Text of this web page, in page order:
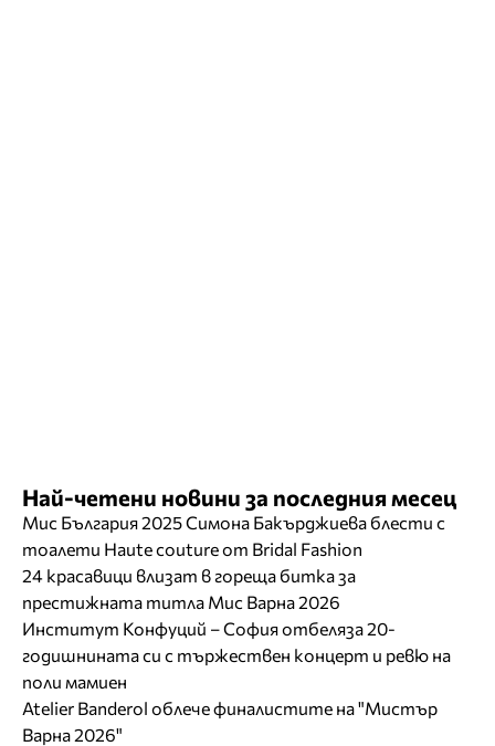
Най-четени новини за последния месец
Мис България 2025 Симона Бакърджиева блести с
тоалети Haute couture от Bridal Fashion
24 красавици влизат в гореща битка за
престижната титла Мис Варна 2026
Институт Конфуций – София отбеляза 20-
годишнината си с тържествен концерт и ревю на
поли мамиен
Atelier Banderol облече финалистите на "Мистър
Варна 2026"